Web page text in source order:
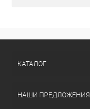
КАТАЛОГ
НАШИ ПРЕДЛОЖЕНИЯ